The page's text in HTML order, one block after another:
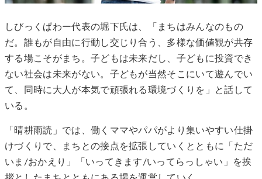
しびっくぱわー代表の堀下氏は、「まちはみんなのもの
だ。誰もが自由に行動し交じり合う、多様な価値観が共存
する場こそがまち。子どもは未来だし、子どもに投資でき
ない社会は未来がない。子どもが当然そこにいて遊んでい
て、同時に大人が本気で頑張れる環境づくりを」と話して
いる。
「晴耕雨読」では、働くママやパパがより集いやすい仕掛
けづくりで、まちとの接点を拡張していくとともに「ただ
いま/おかえり」「いってきます/いってらっしゃい」を挨